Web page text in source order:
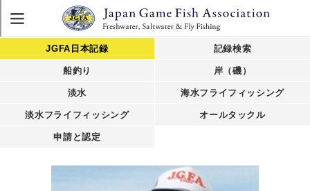
JGFA日本記録 記録検索
船釣り 岸（磯）
淡水 海水フライフィッシング
淡水フライフィッシング オールタックル
申請と認定